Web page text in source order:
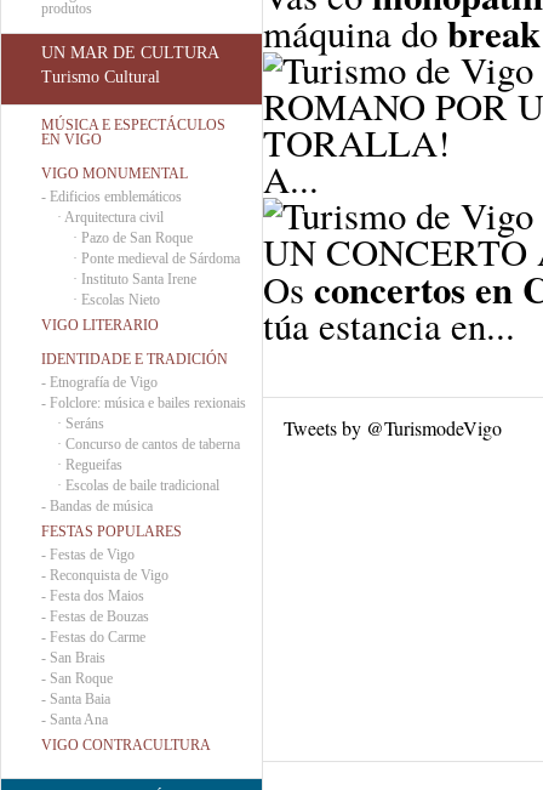
produtos
UN MAR DE CULTURA
Turismo Cultural
MÚSICA E ESPECTÁCULOS
EN VIGO
VIGO MONUMENTAL
- Edificios emblemáticos
· Arquitectura civil
· Pazo de San Roque
· Ponte medieval de Sárdoma
· Instituto Santa Irene
· Escolas Nieto
VIGO LITERARIO
IDENTIDADE E TRADICIÓN
- Etnografía de Vigo
- Folclore: música e bailes rexionais
· Seráns
· Concurso de cantos de taberna
· Regueifas
· Escolas de baile tradicional
- Bandas de música
FESTAS POPULARES
- Festas de Vigo
- Reconquista de Vigo
- Festa dos Maios
- Festas de Bouzas
- Festas do Carme
- San Brais
- San Roque
- Santa Baia
- Santa Ana
VIGO CONTRACULTURA
máquina do
ROMANO POR
TORALLA!
A...
UN
Os concertos en
túa estancia en...
Tweets by @TurismodeVigo